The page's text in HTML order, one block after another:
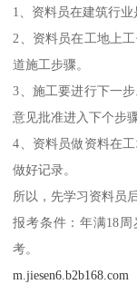
1、资料员在建筑行
2、资料员在工地上
道施工步骤。
3、施工要进行下一
意见批准进入下个步
4、资料员做资料在
做好记录。
所以，先学习资料员
报考条件：年满18
考。
m.jiesen6.b2b168.com